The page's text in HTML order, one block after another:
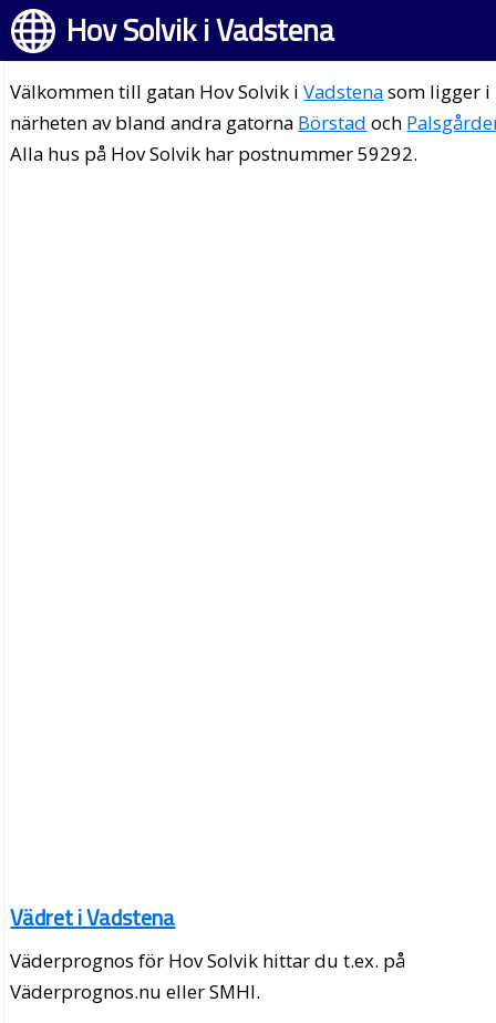
Hov Solvik i Vadstena
Välkommen till gatan Hov Solvik iVadstenasom ligger i
närheten av bland andra gatorna Börstad och
Alla hus på Hov Solvik har postnummer 59292.
Vädret i Vadstena
Väderprognos för Hov Solvik hittar du t.ex. på
Väderprognos.nu eller SMHI.